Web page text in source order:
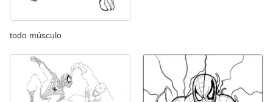
todo músculo